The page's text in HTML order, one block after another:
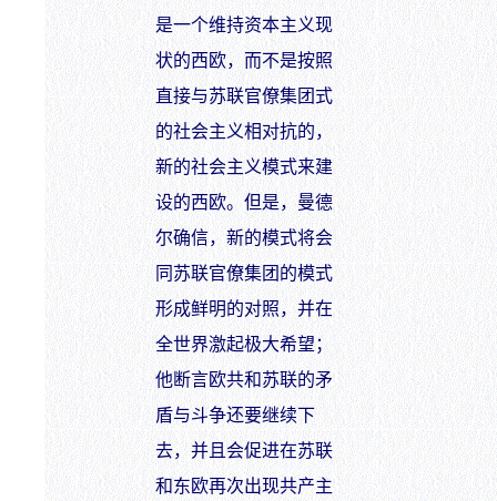
是一个维持资本主义现
状的西欧，而不是按照
直接与苏联官僚集团式
的社会主义相对抗的，
新的社会主义模式来建
设的西欧。但是，曼德
尔确信，新的模式将会
同苏联官僚集团的模式
形成鲜明的对照，并在
全世界激起极大希望；
他断言欧共和苏联的矛
盾与斗争还要继续下
去，并且会促进在苏联
和东欧再次出现共产主